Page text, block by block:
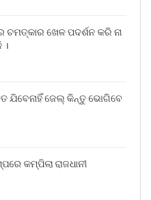
ଖେଳ ପଦର୍ଶନ କରି ନା
।
ଯିବେନାହିଁ ଜେଲ୍ କିନ୍ତୁ ଭୋଗିବେ
କମ୍ପିଲା ରାଜଧାନୀ